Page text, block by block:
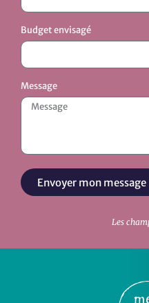
Budget envisagé
Message
Envoyer mon message
Les